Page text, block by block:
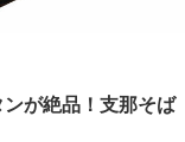
が絶品！支那そば